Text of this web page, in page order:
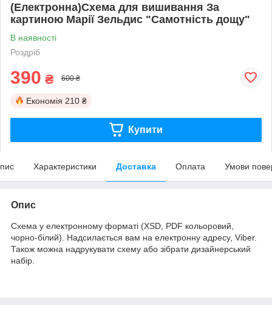
(Електронна)Схема для вишивання За
картиною Марії Зельдис "Самотність дощу"
В наявності
Роздріб
390 ₴ 600 ₴
Економія 210 ₴
Купити
Характеристики Доставка Оплата Умови
Опис
Схема у електронному форматі (XSD, PDF кольоровий,
чорно-білий). Надсилається вам на електронну адресу, Viber.
Також можна надрукувати схему або зібрати дизайнерський
набір.